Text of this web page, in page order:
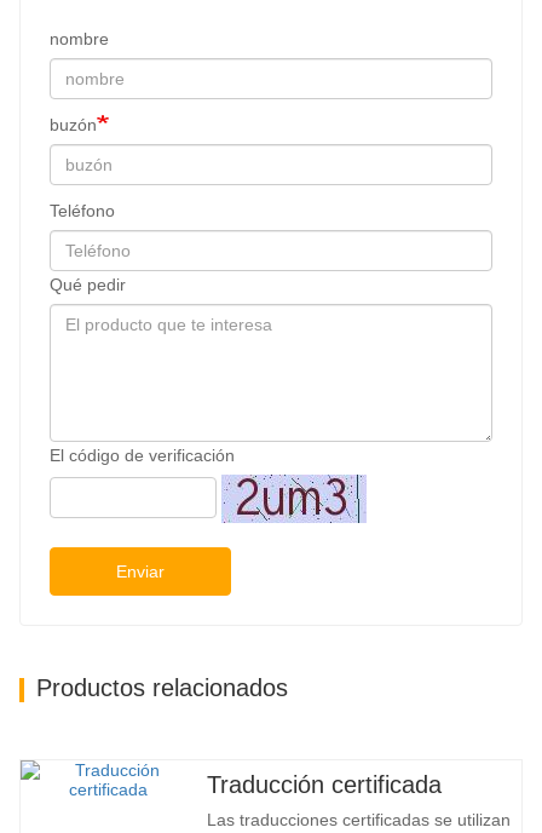
nombre
buzón
Teléfono
Qué pedir
El código de verificación
Enviar
Productos relacionados
Traducción certificada
Las traducciones certificadas se utilizan